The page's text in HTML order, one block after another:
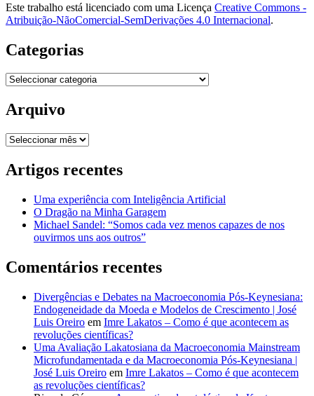
Este trabalho está licenciado com uma Licença Creative Commons -
Atribuição-NãoComercial-SemDerivações 4.0 Internacional.
Categorias
Categorias
Arquivo
Arquivo
Artigos recentes
Uma experiência com Inteligência Artificial
O Dragão na Minha Garagem
Michael Sandel: “Somos cada vez menos capazes de nos
ouvirmos uns aos outros”
Comentários recentes
Divergências e Debates na Macroeconomia Pós-Keynesiana:
Endogeneidade da Moeda e Modelos de Crescimento | José
Luis Oreiro em Imre Lakatos – Como é que acontecem as
revoluções científicas?
Uma Avaliação Lakatosiana da Macroeconomia Mainstream
Microfundamentada e da Macroeconomia Pós-Keynesiana |
José Luis Oreiro em Imre Lakatos – Como é que acontecem
as revoluções científicas?